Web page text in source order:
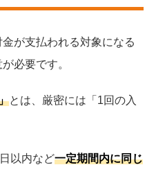
が支払われる対象になる
必要です。
とは、厳密には「1回の入
以内など一定期間内に同じ